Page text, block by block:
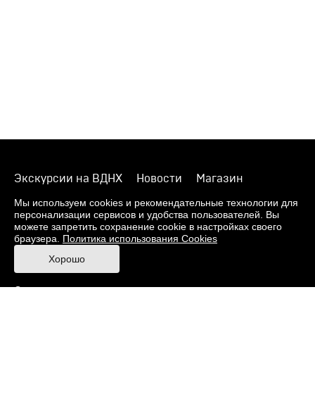
Экскурсии на ВДНХ Новости
Магазин
О музее
Фонды
Виртуальный музей
Издания
Пресс-центр
Контакты
Правила посещения Музея
Ответы на частые вопросы
Мы используем cookies и рекомендательные технологии для
персонализации сервисов и удобства пользователей. Вы
можете запретить сохранение cookie в настройках своего
браузера. Политика использования Cookies
Хорошо